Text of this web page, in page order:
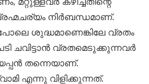
നിര്‍ബന്ധമാണ്.
ശുദ്ധമാണെങ്കിലേ വ്രതം
ചവിട്ടാന്‍ വ്രതമെടുക്കുന്നവര്‍
തന്നെയാണ്.
എന്നു വിളിക്കുന്നത്.